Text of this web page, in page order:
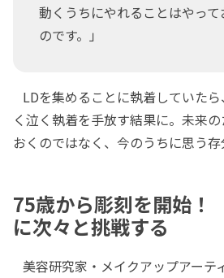
動くうちにやれることはやっ
のです。」
LDを集めることに執着していた
く泣く執着を手放す結果に。未来
おくのではなく、今のうちに思う存
75歳から彫刻を開始
に次々と挑戦する
美容研究家・メイクアップアーテ